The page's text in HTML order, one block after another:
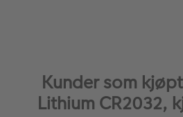
Kunder som
Lithium CR2032,